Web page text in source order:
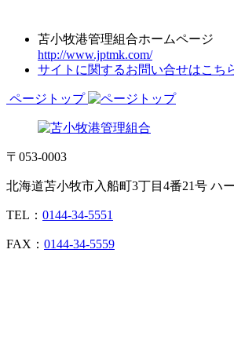
苫小牧港管理組合ホームページ
http://www.jptmk.com/
サイトに関するお問い合せはこち
ページトップ
〒053-0003
北海道苫小牧市入船町3丁目4番21号 ハ
TEL： 0144-34-5551
FAX： 0144-34-5559